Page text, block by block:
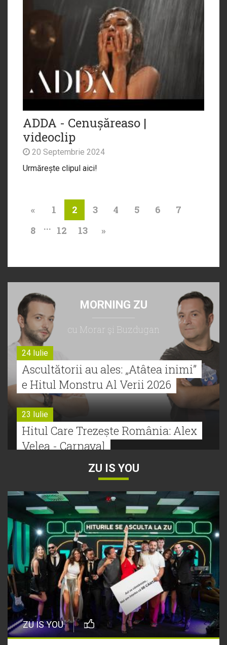
ADDA - Cenușăreaso |
videoclip
20 Septembrie 2024
Urmărește clipul aici!
« 1 2 3 4 5 6
7
8
... 12 13 »
MORNING ZU
cu Morar şi Buzdugan
24 Iulie
Ascultătorii au ales: „Atâtea inimi”
e Hitul Monstru Al Verii 2026
23 Iulie
Hitul Care Trezește România: Alex
Velea - Carnaval
Bătălie strânsă la Hitul Monstru Al
Verii: Cabron versus Faydee
21 Iulie
Dă volumul mai tare! Cabron vine
cu Hitul Monstru al Verii
20 Iulie
Episod nou | Muzica Aia x DJ
Christian Thomson
ZU IS YOU
ZU IS YOU